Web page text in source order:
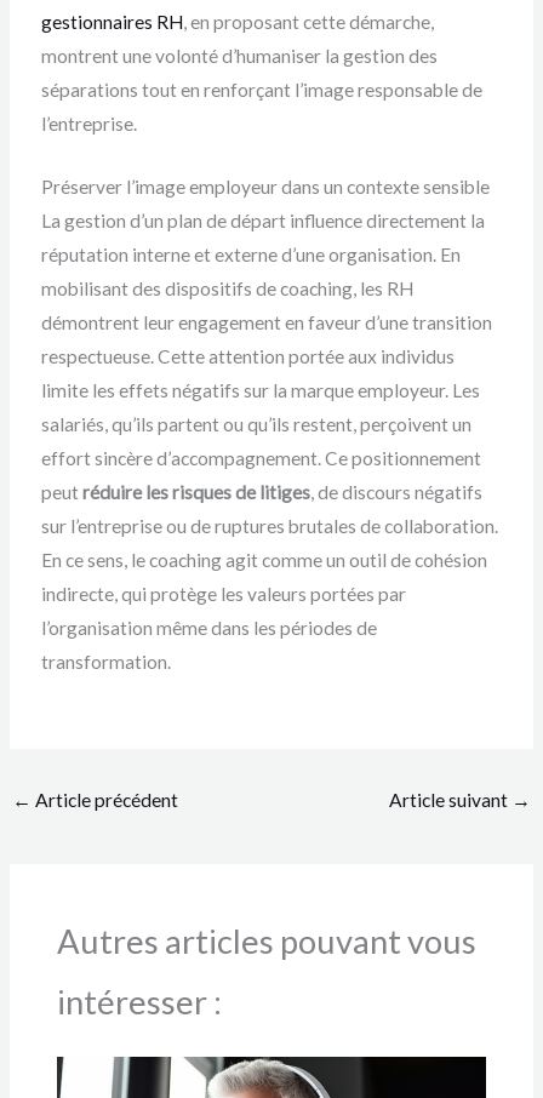
gestionnaires RH, en proposant cette démarche,
montrent une volonté d’humaniser la gestion des
séparations tout en renforçant l’image responsable de
l’entreprise.
Préserver l’image employeur dans un contexte sensible
La gestion d’un plan de départ influence directement la
réputation interne et externe d’une organisation. En
mobilisant des dispositifs de coaching, les RH
démontrent leur engagement en faveur d’une transition
respectueuse. Cette attention portée aux individus
limite les effets négatifs sur la marque employeur. Les
salariés, qu’ils partent ou qu’ils restent, perçoivent un
effort sincère d’accompagnement. Ce positionnement
peutréduire les risques de litiges, de discours négatifs
sur l’entreprise ou de ruptures brutales de collaboration.
En ce sens, le coaching agit comme un outil de cohésion
indirecte, qui protège les valeurs portées par
l’organisation même dans les périodes de
transformation.
← Article précédent Article suivant →
Autres articles pouvant vous
intéresser :